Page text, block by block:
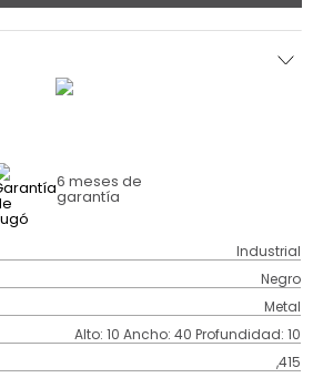
6 meses de
garantía
Industrial
Negro
Metal
Alto: 10 Ancho: 40 Profundidad: 10
,415